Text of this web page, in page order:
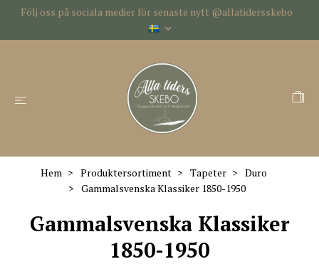
Följ oss på sociala medier för senaste nytt @allatidersskebo
Hem Produktersortiment Tapeter
Duro
Gammalsvenska Klassiker 1850-1950
Gammalsvenska Klassiker
1850-1950